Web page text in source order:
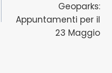
Geoparks:
Appuntamenti per il
23 Maggio